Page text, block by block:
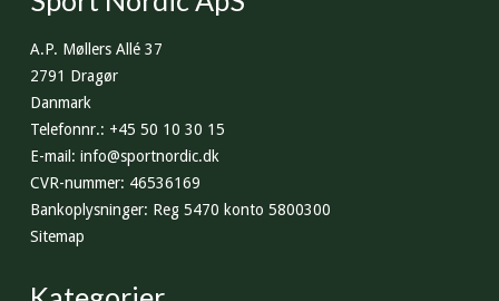
A.P. Møllers Allé 37
2791 Dragør
Danmark
Telefonnr.: +45 50 10 30 15
E-mail : info@sportnordic.dk
CVR-nummer: 46536169
Bankoplysninger: Reg 5470 konto 5800300
Sitemap